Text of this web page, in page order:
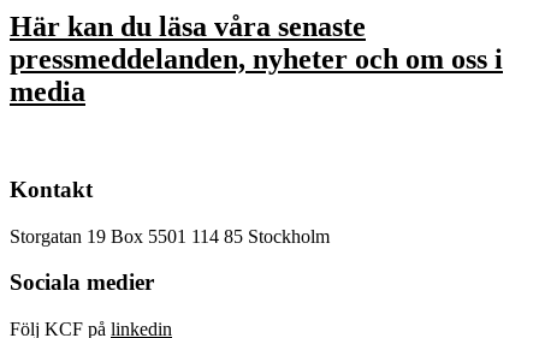
Här kan du läsa våra senaste
pressmeddelanden, nyheter och om oss i
media
Kontakt
Storgatan 19 Box 5501 114 85 Stockholm
Sociala medier
Följ KCF på linkedin